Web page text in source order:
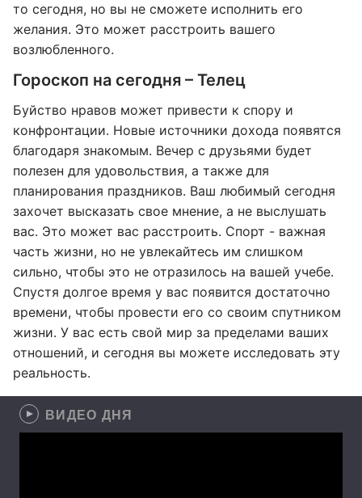
то сегодня, но вы не сможете исполнить его
желания. Это может расстроить вашего
возлюбленного.
Гороскоп на сегодня – Телец
Буйство нравов может привести к спору и
конфронтации. Новые источники дохода появятся
благодаря знакомым. Вечер с друзьями будет
полезен для удовольствия, а также для
планирования праздников. Ваш любимый сегодня
захочет высказать свое мнение, а не выслушать
вас. Это может вас расстроить. Спорт - важная
часть жизни, но не увлекайтесь им слишком
сильно, чтобы это не отразилось на вашей учебе.
Спустя долгое время у вас появится достаточно
времени, чтобы провести его со своим спутником
жизни. У вас есть свой мир за пределами ваших
отношений, и сегодня вы можете исследовать эту
реальность.
ВИДЕО ДНЯ